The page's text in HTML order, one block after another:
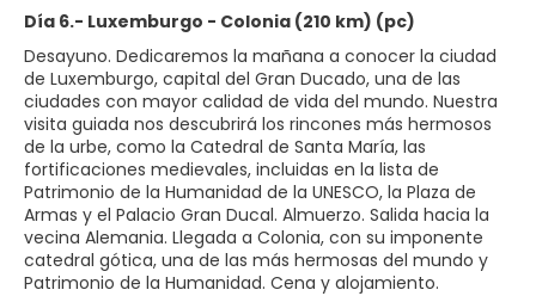
Día 6.- Luxemburgo - Colonia (210 km) (pc)
Desayuno. Dedicaremos la mañana a conocer la ciudad
de Luxemburgo, capital del Gran Ducado, una de las
ciudades con mayor calidad de vida del mundo. Nuestra
visita guiada nos descubrirá los rincones más hermosos
de la urbe, como la Catedral de Santa María, las
fortificaciones medievales, incluidas en la lista de
Patrimonio de la Humanidad de la UNESCO, la Plaza de
Armas y el Palacio Gran Ducal. Almuerzo. Salida hacia la
vecina Alemania. Llegada a Colonia, con su imponente
catedral gótica, una de las más hermosas del mundo y
Patrimonio de la Humanidad. Cena y alojamiento.